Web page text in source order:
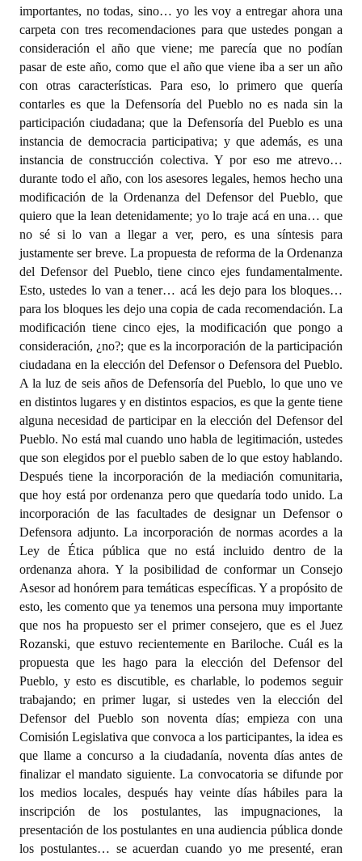
importantes, no todas, sino… yo les voy a entregar ahora una
carpeta con tres recomendaciones para que ustedes pongan a
consideración el año que viene; me parecía que no podían
pasar de este año, como que el año que viene iba a ser un año
con otras características. Para eso, lo primero que quería
contarles es que la Defensoría del Pueblo no es nada sin la
participación ciudadana; que la Defensoría del Pueblo es una
instancia de democracia participativa; y que además, es una
instancia de construcción colectiva. Y por eso me atrevo…
durante todo el año, con los asesores legales, hemos hecho una
modificación de la Ordenanza del Defensor del Pueblo, que
quiero que la lean detenidamente; yo lo traje acá en una… que
no sé si lo van a llegar a ver, pero, es una síntesis para
justamente ser breve. La propuesta de reforma de la Ordenanza
del Defensor del Pueblo, tiene cinco ejes fundamentalmente.
Esto, ustedes lo van a tener… acá les dejo para los bloques…
para los bloques les dejo una copia de cada recomendación. La
modificación tiene cinco ejes, la modificación que pongo a
consideración, ¿no?; que es la incorporación de la participación
ciudadana en la elección del Defensor o Defensora del Pueblo.
A la luz de seis años de Defensoría del Pueblo, lo que uno ve
en distintos lugares y en distintos espacios, es que la gente tiene
alguna necesidad de participar en la elección del Defensor del
Pueblo. No está mal cuando uno habla de legitimación, ustedes
que son elegidos por el pueblo saben de lo que estoy hablando.
Después tiene la incorporación de la mediación comunitaria,
que hoy está por ordenanza pero que quedaría todo unido. La
incorporación de las facultades de designar un Defensor o
Defensora adjunto. La incorporación de normas acordes a la
Ley de Ética pública que no está incluido dentro de la
ordenanza ahora. Y la posibilidad de conformar un Consejo
Asesor ad honórem para temáticas específicas. Y a propósito de
esto, les comento que ya tenemos una persona muy importante
que nos ha propuesto ser el primer consejero, que es el Juez
Rozanski, que estuvo recientemente en Bariloche. Cuál es la
propuesta que les hago para la elección del Defensor del
Pueblo, y esto es discutible, es charlable, lo podemos seguir
trabajando; en primer lugar, si ustedes ven la elección del
Defensor del Pueblo son noventa días; empieza con una
Comisión Legislativa que convoca a los participantes, la idea es
que llame a concurso a la ciudadanía, noventa días antes de
finalizar el mandato siguiente. La convocatoria se difunde por
los medios locales, después hay veinte días hábiles para la
inscripción de los postulantes, las impugnaciones, la
presentación de los postulantes en una audiencia pública donde
los postulantes… se acuerdan cuando yo me presenté, eran